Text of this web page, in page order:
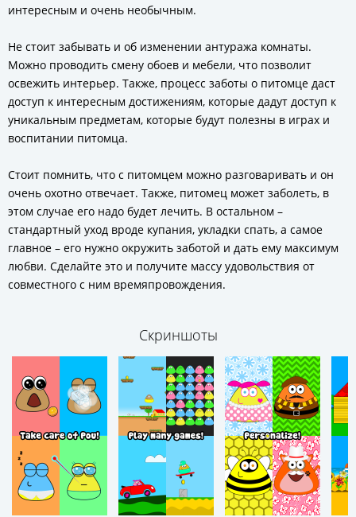
интересным и очень необычным.
Не стоит забывать и об изменении антуража комнаты.
Можно проводить смену обоев и мебели, что позволит
освежить интерьер. Также, процесс заботы о питомце даст
доступ к интересным достижениям, которые дадут доступ к
уникальным предметам, которые будут полезны в играх и
воспитании питомца.
Стоит помнить, что с питомцем можно разговаривать и он
очень охотно отвечает. Также, питомец может заболеть, в
этом случае его надо будет лечить. В остальном –
стандартный уход вроде купания, укладки спать, а самое
главное – его нужно окружить заботой и дать ему максимум
любви. Сделайте это и получите массу удовольствия от
совместного с ним времяпровождения.
Скриншоты